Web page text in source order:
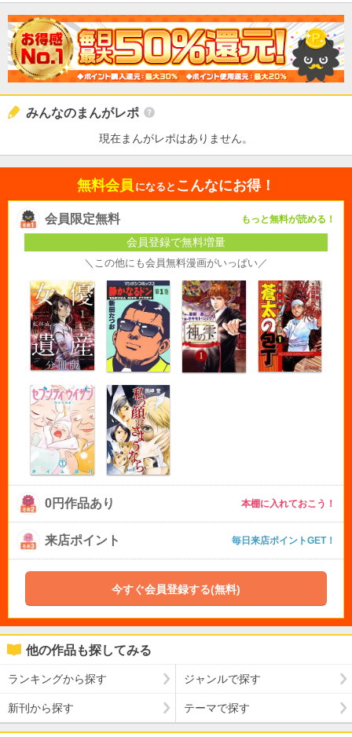
みんなのまんがレポ
現在まんがレポはありません。
無料会員 になると こんなにお得！
会員限定無料 もっと無料が読める！
会員登録で無料増量
＼この他にも会員無料漫画がいっぱい／
0円作品あり 本棚に入れておこう！
来店ポイント 毎日来店ポイントGET！
今すぐ会員登録する(無料)
他の作品も探してみる
ランキングから探す ジャンルで探す
新刊から探す テーマで探す